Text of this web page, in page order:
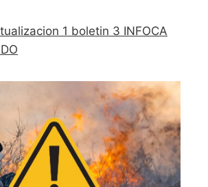
1 boletin 3 INFOCA